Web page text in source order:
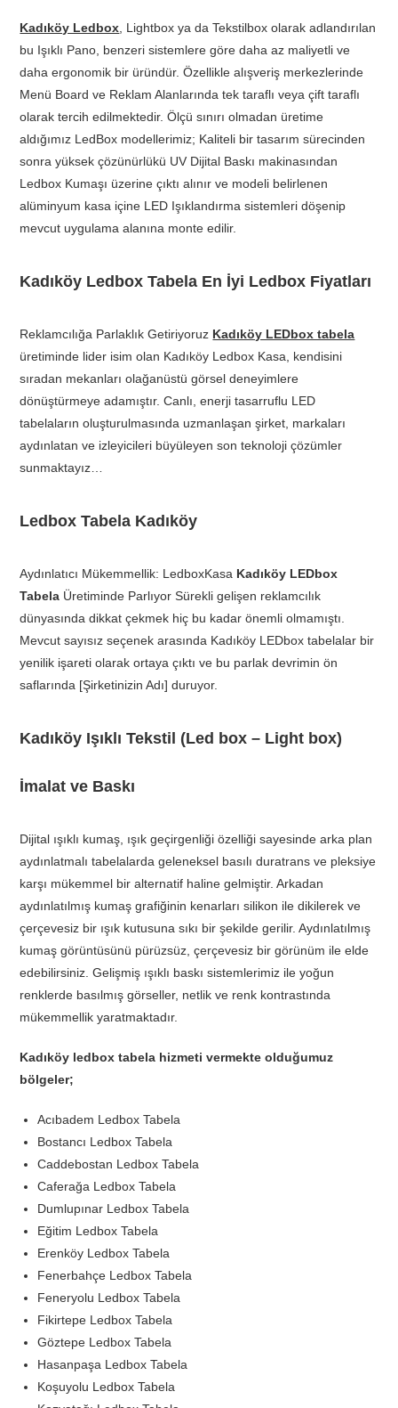
Kadıköy Ledbox , Lightbox ya da Tekstilbox olarak adlandırılan
bu Işıklı Pano, benzeri sistemlere göre daha az maliyetli ve
daha ergonomik bir üründür. Özellikle alışveriş merkezlerinde
Menü Board ve Reklam Alanlarında tek taraflı veya çift taraflı
olarak tercih edilmektedir. Ölçü sınırı olmadan üretime
aldığımız LedBox modellerimiz; Kaliteli bir tasarım sürecinden
sonra yüksek çözünürlükü UV Dijital Baskı makinasından
Ledbox Kumaşı üzerine çıktı alınır ve modeli belirlenen
alüminyum kasa içine LED Işıklandırma sistemleri döşenip
mevcut uygulama alanına monte edilir.
Kadıköy Ledbox Tabela En İyi Ledbox Fiyatları
Reklamcılığa Parlaklık Getiriyoruz Kadıköy LEDbox tabela
üretiminde lider isim olan Kadıköy Ledbox Kasa, kendisini
sıradan mekanları olağanüstü görsel deneyimlere
dönüştürmeye adamıştır. Canlı, enerji tasarruflu LED
tabelaların oluşturulmasında uzmanlaşan şirket, markaları
aydınlatan ve izleyicileri büyüleyen son teknoloji çözümler
sunmaktayız…
Ledbox Tabela Kadıköy
Aydınlatıcı Mükemmellik: LedboxKasa Kadıköy LEDbox
Tabela Üretiminde Parlıyor Sürekli gelişen reklamcılık
dünyasında dikkat çekmek hiç bu kadar önemli olmamıştı.
Mevcut sayısız seçenek arasında Kadıköy LEDbox tabelalar bir
yenilik işareti olarak ortaya çıktı ve bu parlak devrimin ön
saflarında [Şirketinizin Adı] duruyor.
Kadıköy Işıklı Tekstil (Led box – Light box)
İmalat ve Baskı
Dijital ışıklı kumaş, ışık geçirgenliği özelliği sayesinde arka plan
aydınlatmalı tabelalarda geleneksel basılı duratrans ve pleksiye
karşı mükemmel bir alternatif haline gelmiştir. Arkadan
aydınlatılmış kumaş grafiğinin kenarları silikon ile dikilerek ve
çerçevesiz bir ışık kutusuna sıkı bir şekilde gerilir. Aydınlatılmış
kumaş görüntüsünü pürüzsüz, çerçevesiz bir görünüm ile elde
edebilirsiniz. Gelişmiş ışıklı baskı sistemlerimiz ile yoğun
renklerde basılmış görseller, netlik ve renk kontrastında
mükemmellik yaratmaktadır.
Kadıköy ledbox tabela hizmeti vermekte olduğumuz
bölgeler;
Acıbadem Ledbox Tabela
Bostancı Ledbox Tabela
Caddebostan Ledbox Tabela
Caferağa Ledbox Tabela
Dumlupınar Ledbox Tabela
Eğitim Ledbox Tabela
Erenköy Ledbox Tabela
Fenerbahçe Ledbox Tabela
Feneryolu Ledbox Tabela
Fikirtepe Ledbox Tabela
Göztepe Ledbox Tabela
Hasanpaşa Ledbox Tabela
Koşuyolu Ledbox Tabela